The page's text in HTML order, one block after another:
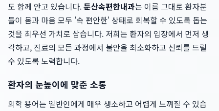
도 함께 안고 있습니다.둔산속편한내과는 이름 그대로 환자분
들이 몸과 마음 모두 '속 편안한' 상태로 회복할 수 있도록 돕는
것을 최우선 가치로 삼습니다. 저희는 환자의 입장에서 먼저 생
각하고, 진료의 모든 과정에서 불안을 최소화하고 신뢰를 드릴
수 있도록 노력합니다.
환자의 눈높이에 맞춘 소통
의학 용어는 일반인에게 매우 생소하고 어렵게 느껴질 수 있습